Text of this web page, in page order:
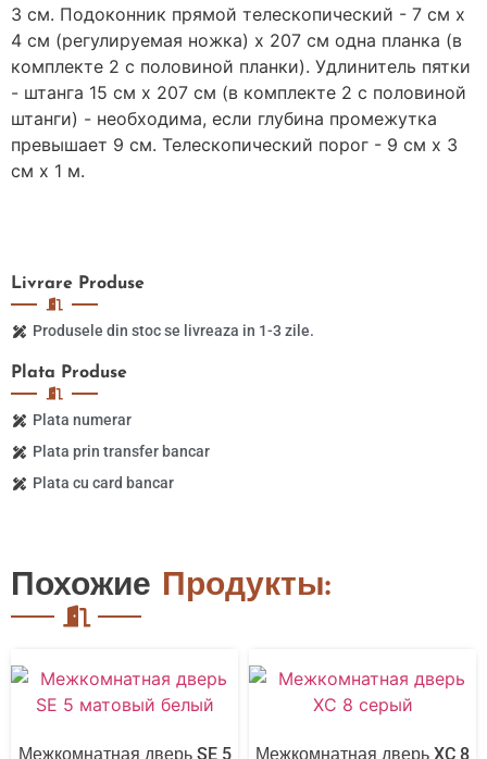
3 см. Подоконник прямой телескопический - 7 см х
4 см (регулируемая ножка) х 207 см одна планка (в
комплекте 2 с половиной планки). Удлинитель пятки
- штанга 15 см х 207 см (в комплекте 2 с половиной
штанги) - необходима, если глубина промежутка
превышает 9 см. Телескопический порог - 9 см х 3
см х 1 м.
Plata Produse
Plata numerar
Plata prin transfer bancar
Plata cu card bancar
Livrare Produse
Produsele din stoc se livreaza in 1-3 zile.
Похожие Продукты:
Межкомнатная дверь SE 5 Межкомнатная дверь XC 8